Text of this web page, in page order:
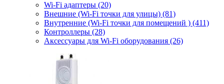
Wi-Fi адаптеры (20)
Внешние (Wi-Fi точки для улицы) (81)
Внутренние (Wi-Fi точки для помещений ) (411)
Контроллеры (28)
Аксессуары для Wi-Fi оборудования (26)